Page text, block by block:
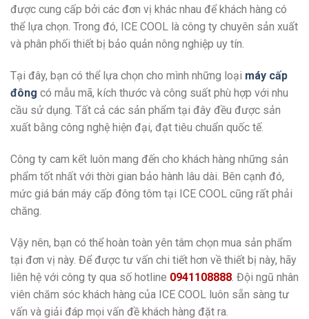
được cung cấp bởi các đơn vị khác nhau để khách hàng có
thể lựa chọn. Trong đó, ICE COOL là công ty chuyên sản xuất
và phân phối thiết bị bảo quản nông nghiệp uy tín.
Tại đây, bạn có thể lựa chọn cho mình những loại máy cấp
đông có mẫu mã, kích thước và công suất phù hợp với nhu
cầu sử dụng. Tất cả các sản phẩm tại đây đều được sản
xuất bằng công nghệ hiện đại, đạt tiêu chuẩn quốc tế.
Công ty cam kết luôn mang đến cho khách hàng những sản
phẩm tốt nhất với thời gian bảo hành lâu dài. Bên cạnh đó,
mức giá bán máy cấp đông tôm tại ICE COOL cũng rất phải
chăng.
Vậy nên, bạn có thể hoàn toàn yên tâm chọn mua sản phẩm
tại đơn vị này. Để được tư vấn chi tiết hơn về thiết bị này, hãy
liên hệ với công ty qua số hotline 0941108888 . Đội ngũ nhân
viên chăm sóc khách hàng của ICE COOL luôn sẵn sàng tư
vấn và giải đáp mọi vấn đề khách hàng đặt ra.